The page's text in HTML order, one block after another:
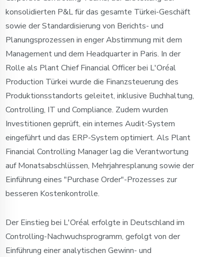
konsolidierten P&L für das gesamte Türkei-Geschäft
sowie der Standardisierung von Berichts- und
Planungsprozessen in enger Abstimmung mit dem
Management und dem Headquarter in Paris. In der
Rolle als Plant Chief Financial Officer bei L'Oréal
Production Türkei wurde die Finanzsteuerung des
Produktionsstandorts geleitet, inklusive Buchhaltung,
Controlling, IT und Compliance. Zudem wurden
Investitionen geprüft, ein internes Audit-System
eingeführt und das ERP-System optimiert. Als Plant
Financial Controlling Manager lag die Verantwortung
auf Monatsabschlüssen, Mehrjahresplanung sowie der
Einführung eines "Purchase Order"-Prozesses zur
besseren Kostenkontrolle.
Der Einstieg bei L'Oréal erfolgte in Deutschland im
Controlling-Nachwuchsprogramm, gefolgt von der
Einführung einer analytischen Gewinn- und